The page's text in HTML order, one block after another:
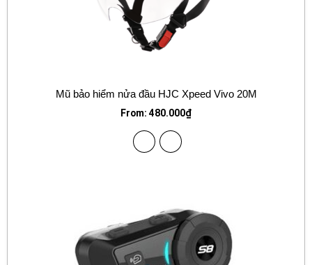
Mũ bảo hiểm nửa đầu HJC Xpeed Vivo 20M
From: 480.000₫